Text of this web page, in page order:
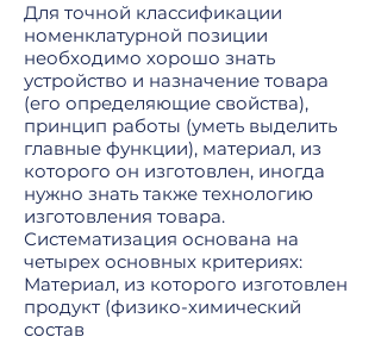
Для точной классификации
номенклатурной позиции
необходимо хорошо знать
устройство и назначение товара
(его определяющие свойства),
принцип работы (уметь выделить
главные функции), материал, из
которого он изготовлен, иногда
нужно знать также технологию
изготовления товара.
Систематизация основана на
четырех основных критериях:
Материал, из которого изготовлен
продукт (физико-химический
состав